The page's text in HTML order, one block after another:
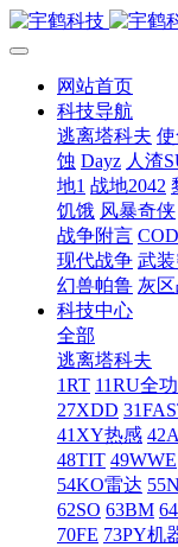
网站首页
科技导航
逃离塔科夫
蚀 Dayz 人渣
地1 战地2042
饥饿 风暴奇侠
战争附言
现代战争 武
幻兽帕鲁 灰
科技中心
全部
逃离塔科夫
1RT 11RU全
27XDD
41XY热感
48TIT 49WWE
54KO雷达
62SO 63BM
70FE 73PY机